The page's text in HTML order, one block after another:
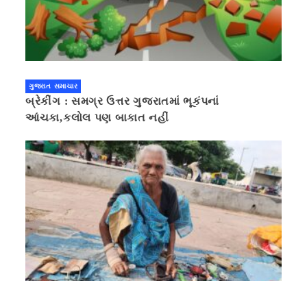
ગુજરાત સમાચાર
બ્રેકીંગ : સમગ્ર ઉત્તર ગુજરાતમાં ભૂકંપનાં
આંચકા,કલોલ પણ બાકાત નહીં